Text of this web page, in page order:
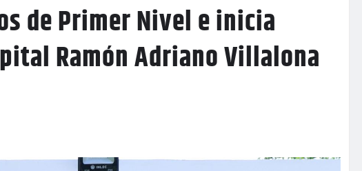
de Primer Nivel e inicia
Ramón Adriano Villalona